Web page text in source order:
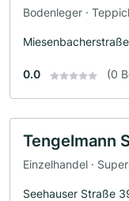
Bodenleger ·
0.0 (0
Tengelmann
Einzelhandel ·
Seehauser Straße